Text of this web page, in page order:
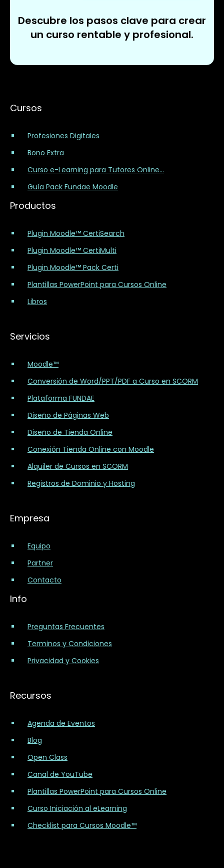
Descubre los pasos clave para crear
un curso rentable y profesional.
Cursos
Profesiones Digitales
Bono Extra
Curso e-Learning para Tutores Online...
Guía Pack Fundae Moodle
Productos
Plugin Moodle™ CertiSearch
Plugin Moodle™ CertiMulti
Plugin Moodle™ Pack Certi
Plantillas PowerPoint para Cursos Online
Libros
Servicios
Moodle™
Conversión de Word/PPT/PDF a Curso en SCORM
Plataforma FUNDAE
Diseño de Páginas Web
Diseño de Tienda Online
Conexión Tienda Online con Moodle
Alquiler de Cursos en SCORM
Registros de Dominio y Hosting
Empresa
Equipo
Partner
Contacto
Info
Preguntas Frecuentes
Terminos y Condiciones
Privacidad y Cookies
Recursos
Agenda de Eventos
Blog
Open Class
Canal de YouTube
Plantillas PowerPoint para Cursos Online
Curso Iniciación al eLearning
Checklist para Cursos Moodle™